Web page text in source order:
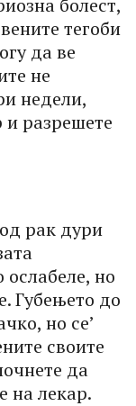
тегоби
да ве
не
недели,
и разрешете
рак дури
но
Губењето до
но се’
своите
да
на лекар.